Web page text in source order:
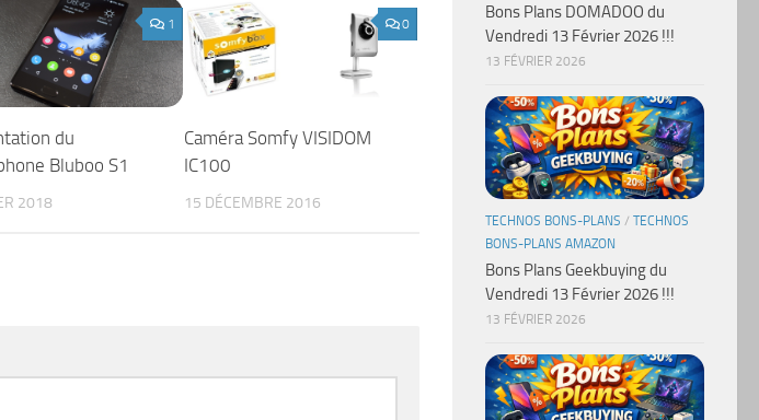
1
du
Bluboo S1
2018
0
Caméra Somfy VISIDOM
IC100
15 DÉCEMBRE 2016
Bons Plans DOMADOO du
Vendredi 13 Février 2026 !!!
13 FÉVRIER 2026
TECHNOS BONS-PLANS / TECHNOS
BONS-PLANS AMAZON
Bons Plans Geekbuying du
Vendredi 13 Février 2026 !!!
13 FÉVRIER 2026